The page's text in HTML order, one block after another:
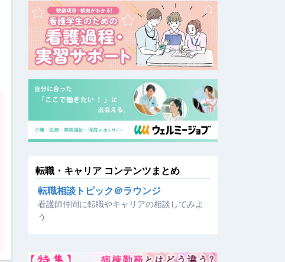
転職・キャリア コンテンツまとめ
転職相談トピック＠ラウンジ
看護師仲間に転職やキャリアの相談してみよ
う